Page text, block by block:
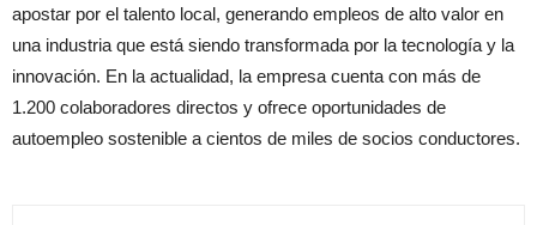
apostar por el talento local, generando empleos de alto valor en
una industria que está siendo transformada por la tecnología y la
innovación. En la actualidad, la empresa cuenta con más de
1.200 colaboradores directos y ofrece oportunidades de
autoempleo sostenible a cientos de miles de socios conductores.